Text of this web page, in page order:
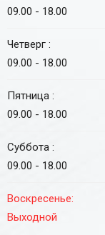
09.00 - 18.00
Четверг :
09.00 - 18.00
Пятница :
09.00 - 18.00
Суббота :
09.00 - 18.00
Воскресенье:
Выходной